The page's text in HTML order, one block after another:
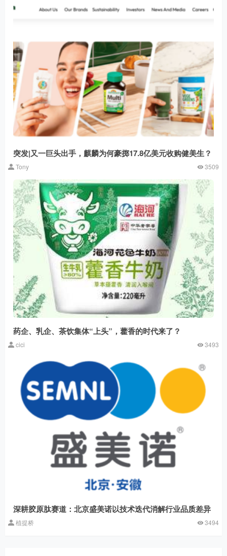
突发|又一巨头出手，麒麟为何豪掷17.8亿美元收购健美生？
Tony 3509
药企、乳企、茶饮集体“上头”，藿香的时代来了？
cici 3493
深耕胶原肽赛道：北京盛美诺以技术迭代消解行业品质差异
植提桥 3494